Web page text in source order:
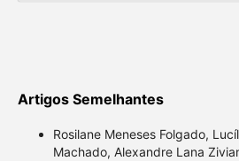
Artigos Semelhantes
Rosilane Meneses Folgado,
Machado, Alexandre Lana